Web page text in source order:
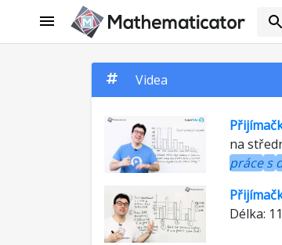
Videa
na
práces
Délka: